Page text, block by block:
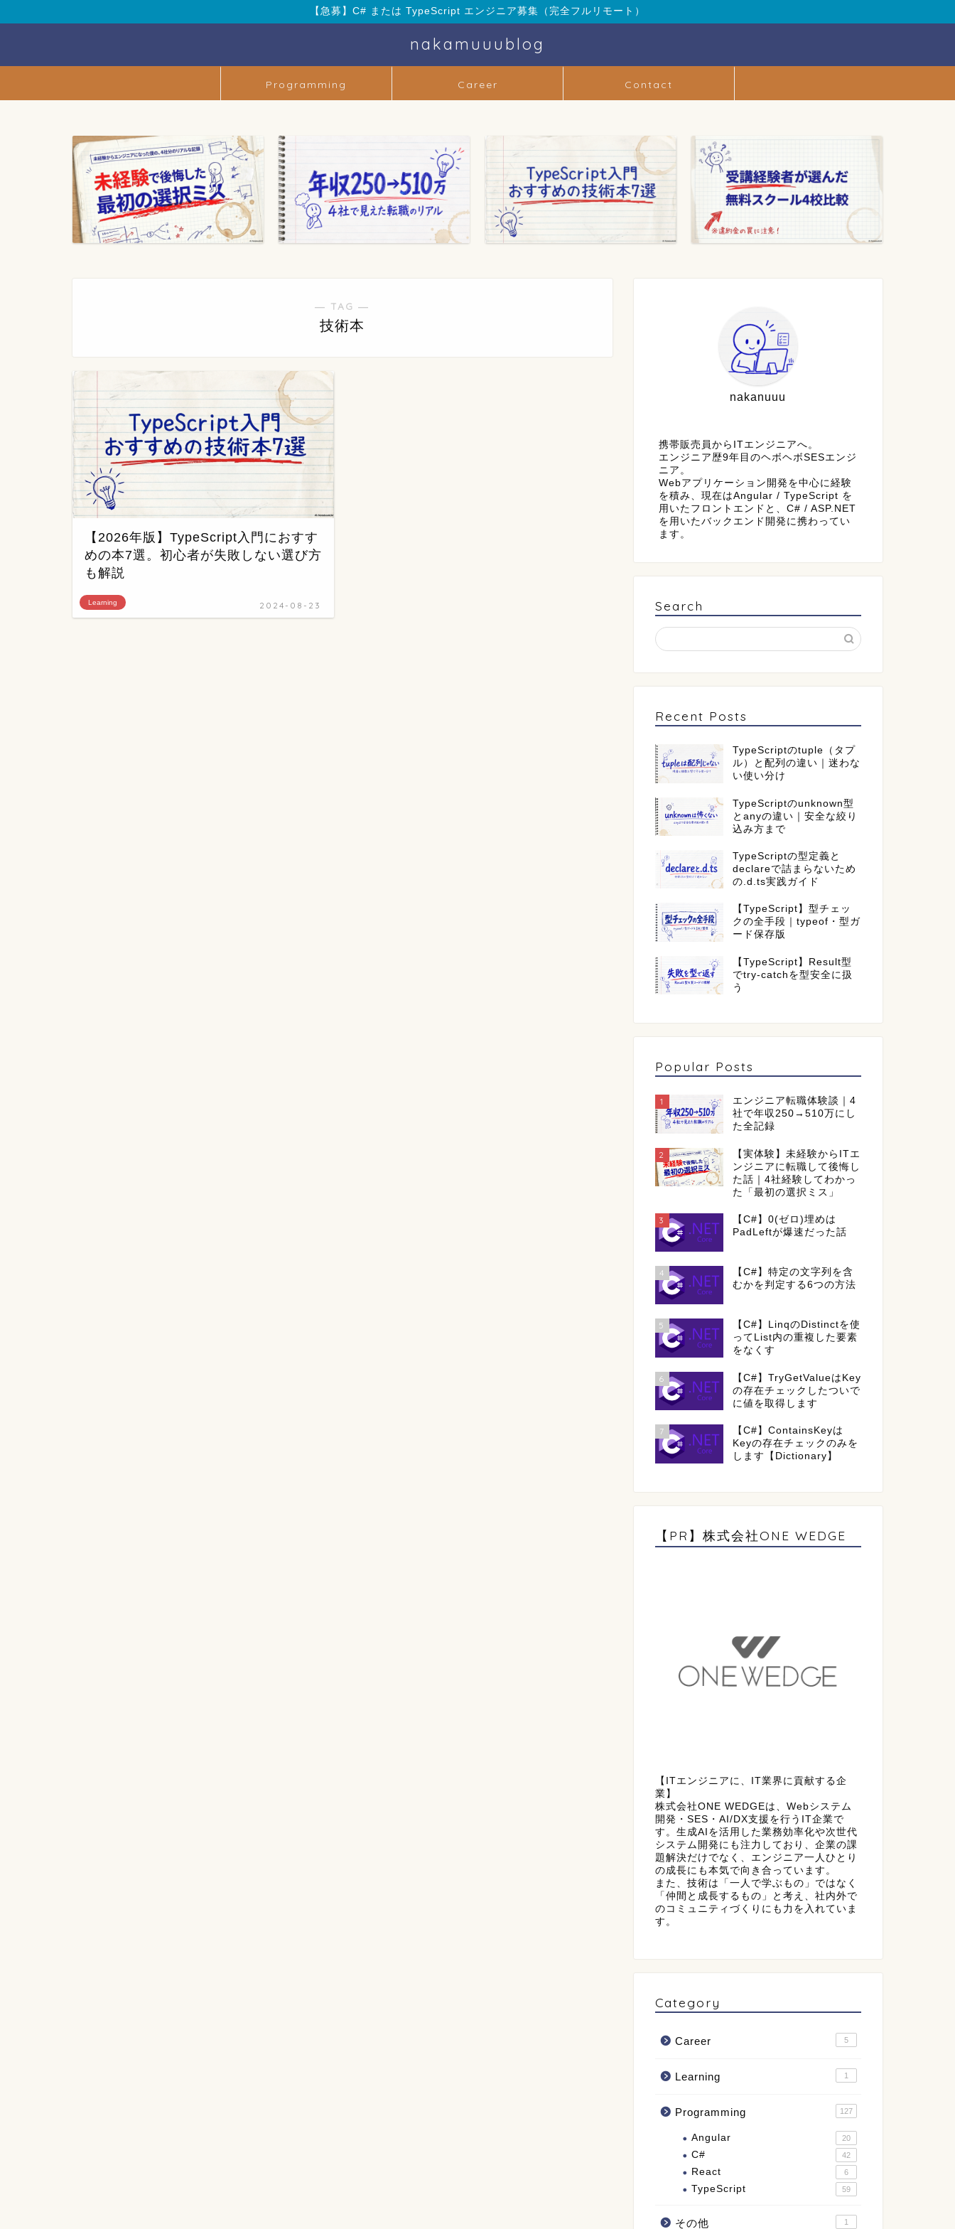
【急募】C# または TypeScript エンジニア募集（完全フルリモート）
nakamuuublog
Programming Career Contact
― TAG ―
技術本
Learning
【2026年版】TypeScript入門におすす
めの本7選。初心者が失敗しない選び方
も解説
2024-08-23
nakanuuu
携帯販売員からITエンジニアへ。
エンジニア歴9年目のヘボヘボSESエンジ
ニア。
Webアプリケーション開発を中心に経験
を積み、現在はAngular / TypeScript を
用いたフロントエンドと、C# / ASP.NET
を用いたバックエンド開発に携わってい
ます。
Search
Recent Posts
TypeScriptのtuple（タプ
ル）と配列の違い｜迷わな
い使い分け
TypeScriptのunknown型
とanyの違い｜安全な絞り
込み方まで
TypeScriptの型定義と
declareで詰まらないため
の.d.ts実践ガイド
【TypeScript】型チェッ
クの全手段｜typeof・型ガ
ード保存版
【TypeScript】Result型
でtry-catchを型安全に扱
う
Popular Posts
1
エンジニア転職体験談｜4
社で年収250→510万にし
た全記録
2
【実体験】未経験からITエ
ンジニアに転職して後悔し
た話｜4社経験してわかっ
た「最初の選択ミス」
3
【C#】0(ゼロ)埋めは
PadLeftが爆速だった話
4
【C#】特定の文字列を含
むかを判定する6つの方法
5
【C#】LinqのDistinctを使
ってList内の重複した要素
をなくす
6
【C#】TryGetValueはKey
の存在チェックしたついで
に値を取得します
7
【C#】ContainsKeyは
Keyの存在チェックのみを
します【Dictionary】
【PR】株式会社ONE WEDGE
【ITエンジニアに、IT業界に貢献する企
業】
株式会社ONE WEDGEは、Webシステム
開発・SES・AI/DX支援を行うIT企業で
す。生成AIを活用した業務効率化や次世代
システム開発にも注力しており、企業の課
題解決だけでなく、エンジニア一人ひとり
の成長にも本気で向き合っています。
また、技術は「一人で学ぶもの」ではなく
「仲間と成長するもの」と考え、社内外で
のコミュニティづくりにも力を入れていま
す。
Category
Career 5
Learning 1
Programming 127
Angular 20
C# 42
React 6
TypeScript 59
その他 1